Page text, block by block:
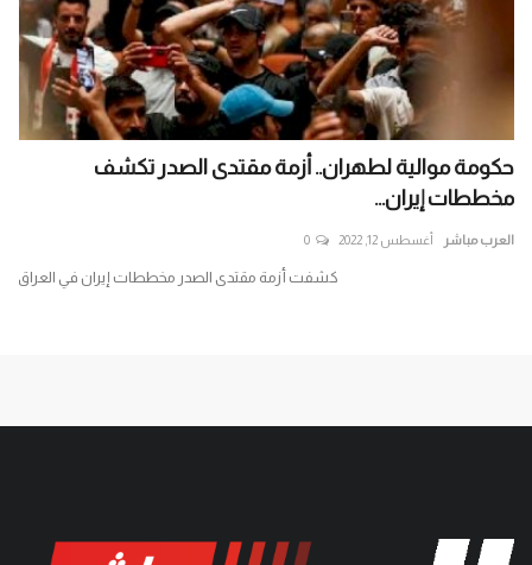
حكومة موالية لطهران.. أزمة مقتدى الصدر تكشف
مخططات إيران...
العرب مباشر أغسطس 12, 2022 0
كشفت أزمة مقتدى الصدر مخططات إيران في العراق